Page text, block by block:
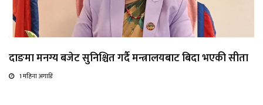
दाङमा मनग्य बजेट सुनिश्चित गर्दै मन्त्रालयबाट बिदा भएकी सीता
1 महिना अगाडि